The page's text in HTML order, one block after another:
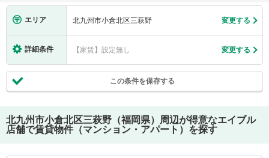
エリア 北九州市小倉北区三萩野 変更する
詳細条件 【家賃】設定無し 変更する
この条件を保存する
北九州市小倉北区三萩野（福岡県）
周辺が得意なエイブル
店舗で賃貸物件（マンション・アパート）を探す